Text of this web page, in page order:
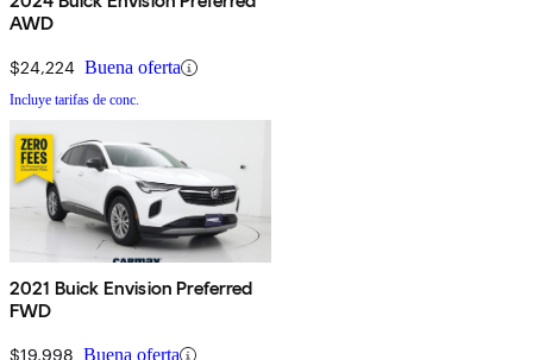
AWD
$24,224 Buena oferta
Incluye tarifas de conc.
2021 Buick Envision Preferred
FWD
$19,998 Buena oferta